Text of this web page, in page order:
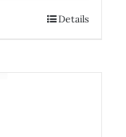
Details